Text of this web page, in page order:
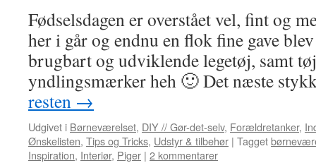
Fødselsdagen er overstået vel, fint og
her i går og endnu en flok fine gave
brugbart og udviklende legetøj, samt
yndlingsmærker heh 🙂 Det næste
resten →
Udgivet i Børneværelset, DIY // Gør-det-selv, Forældretanker,
Ønskelisten, Tips og Tricks, Udstyr & tilbehør | Tagget
Inspiration, Interiør, Piger | 2 kommentarer